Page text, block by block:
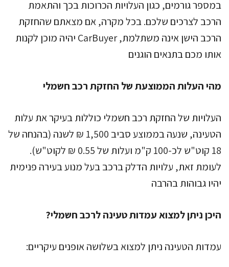
במספר גורמים, כגון העלויות הכרוכות בכך והתאמת
הרכב לצרכים שלכם. בכל מקרה, אם מצאתם שהחזקת
הרכב הישן אינה משתלמת, CarBuyer יהיה מוכן לקנות
אותו מכם בתנאים הוגנים
מהי העלות הממוצעת של החזקת רכב חשמלי
העלויות של החזקת רכב חשמלי כוללות בעיקר את עלות
הטעינה, שנעה בממוצע סביב 1,500 ₪ לשנה (בהנחה של
18 קוט"ש לכ-100 ק"מ ועלות של 0.55 ₪ לקוט"ש).
לעומת זאת, עלויות הדלק ברכב בעל מנוע בעירה פנימית
יהיו גבוהות בהרבה
היכן ניתן למצוא עמדות טעינה לרכב חשמלי?
עמדות הטעינה ניתן למצוא בשלושה אופנים עיקריים: